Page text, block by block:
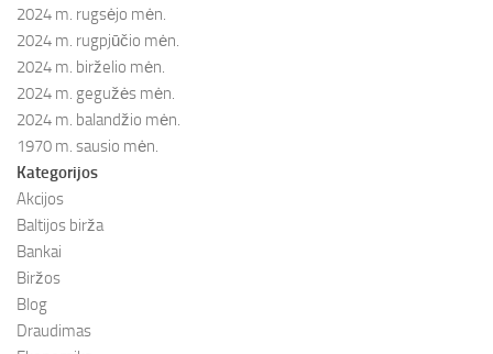
2024 m. rugsėjo mėn.
2024 m. rugpjūčio mėn.
2024 m. birželio mėn.
2024 m. gegužės mėn.
2024 m. balandžio mėn.
1970 m. sausio mėn.
Kategorijos
Akcijos
Baltijos birža
Bankai
Biržos
Blog
Draudimas